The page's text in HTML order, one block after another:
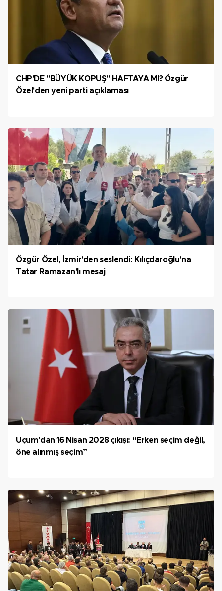
CHP'DE "BÜYÜK KOPUŞ" HAFTAYA MI? Özgür
Özel'den yeni parti açıklaması
Özgür Özel, İzmir'den seslendi: Kılıçdaroğlu'na
Tatar Ramazan'lı mesaj
Uçum'dan 16 Nisan 2028 çıkışı: “Erken seçim değil,
öne alınmış seçim”